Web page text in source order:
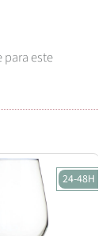
este
24-48H